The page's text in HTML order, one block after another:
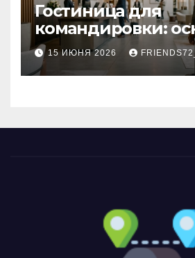
Гостиница для
командировки:
критерии выбора
15 ИЮНЯ 2026